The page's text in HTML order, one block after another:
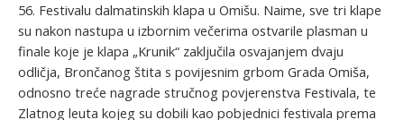
56. Festivalu dalmatinskih klapa u Omišu. Naime, sve tri klape
su nakon nastupa u izbornim večerima ostvarile plasman u
finale koje je klapa „Krunik“ zaključila osvajanjem dvaju
odličja, Brončanog štita s povijesnim grbom Grada Omiša,
odnosno treće nagrade stručnog povjerenstva Festivala, te
Zlatnog leuta kojeg su dobili kao pobjednici festivala prema